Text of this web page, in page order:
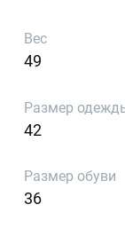
Вес
49
Размер
42
Размер обуви
36